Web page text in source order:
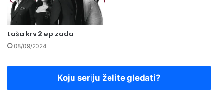
Loša krv 2 epizoda
08/09/2024
Koju seriju želite gledati?